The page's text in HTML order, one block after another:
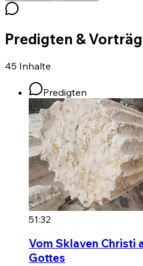
Predigten &
45 Inhalte
Predigten
51:32
Vom Sklaven Christi
Gottes